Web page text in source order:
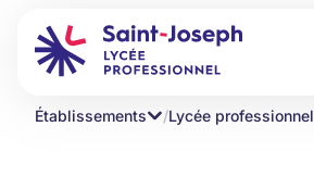
Établissements /Lycée professionnel